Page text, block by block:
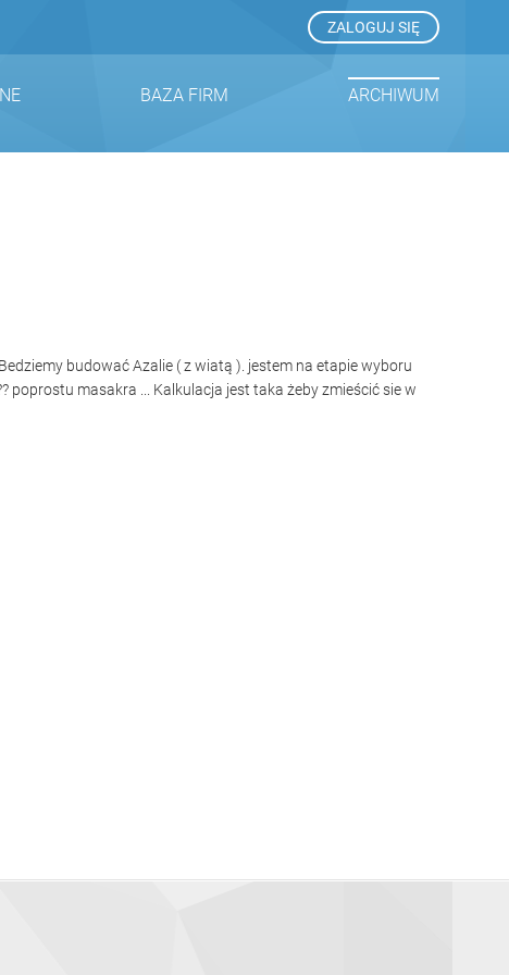
ZALOGUJ SIĘ
BAZA FIRM ARCHIWUM
budować Azalie ( z wiatą ). jestem na etapie wyboru
poprostu masakra ... Kalkulacja jest taka żeby zmieścić sie w